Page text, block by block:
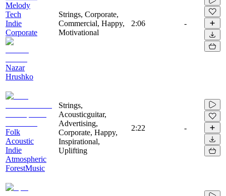
Melody
Tech
Indie
Corporate
Nazar
Hrushko
Strings, Corporate,
Commercial, Happy,
Motivational
2:06 -
Folk
Acoustic
Indie
Atmospheric
ForestMusic
Strings,
Acousticguitar,
Advertising,
Corporate, Happy,
Inspirational,
Uplifting
2:22 -